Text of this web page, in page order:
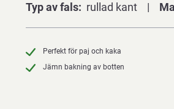
Typ av fals
rullad kant
Perfekt för paj och kaka
Jämn bakning av botten